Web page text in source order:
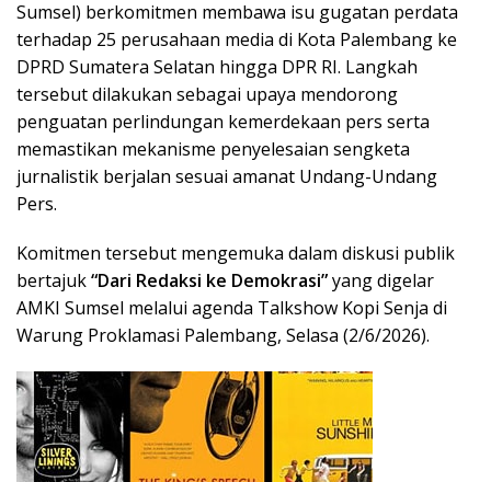
Sumsel) berkomitmen membawa isu gugatan perdata
terhadap 25 perusahaan media di Kota Palembang ke
DPRD Sumatera Selatan hingga DPR RI. Langkah
tersebut dilakukan sebagai upaya mendorong
penguatan perlindungan kemerdekaan pers serta
memastikan mekanisme penyelesaian sengketa
jurnalistik berjalan sesuai amanat Undang-Undang
Pers.
Komitmen tersebut mengemuka dalam diskusi publik
bertajuk“Dari Redaksi ke Demokrasi”yang digelar
AMKI Sumsel melalui agenda Talkshow Kopi Senja di
Warung Proklamasi Palembang, Selasa (2/6/2026).